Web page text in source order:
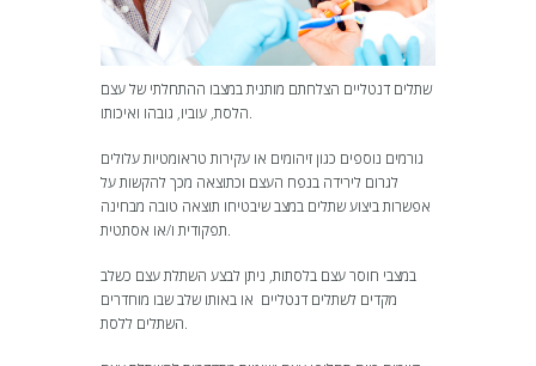
שתלים דנטליים הצלחתם מותנית במצבו ההתחלתי של עצם
הלסת, עוביו, גובהו ואיכותו.
גורמים נוספים כגון זיהומים או עקירות טראומטיות עלולים
לגרום לירידה בנפח העצם וכתוצאה מכך להקשות על
אפשרות ביצוע שתלים במצב שיבטיחו תוצאה טובה מבחינה
תפקודית ו/או אסתטית.
במצבי חוסר עצם בלסתות, ניתן לבצע השתלת עצם כשלב
מקדים לשתלים דנטליים או באותו שלב שבו מוחדרים
השתלים ללסת.